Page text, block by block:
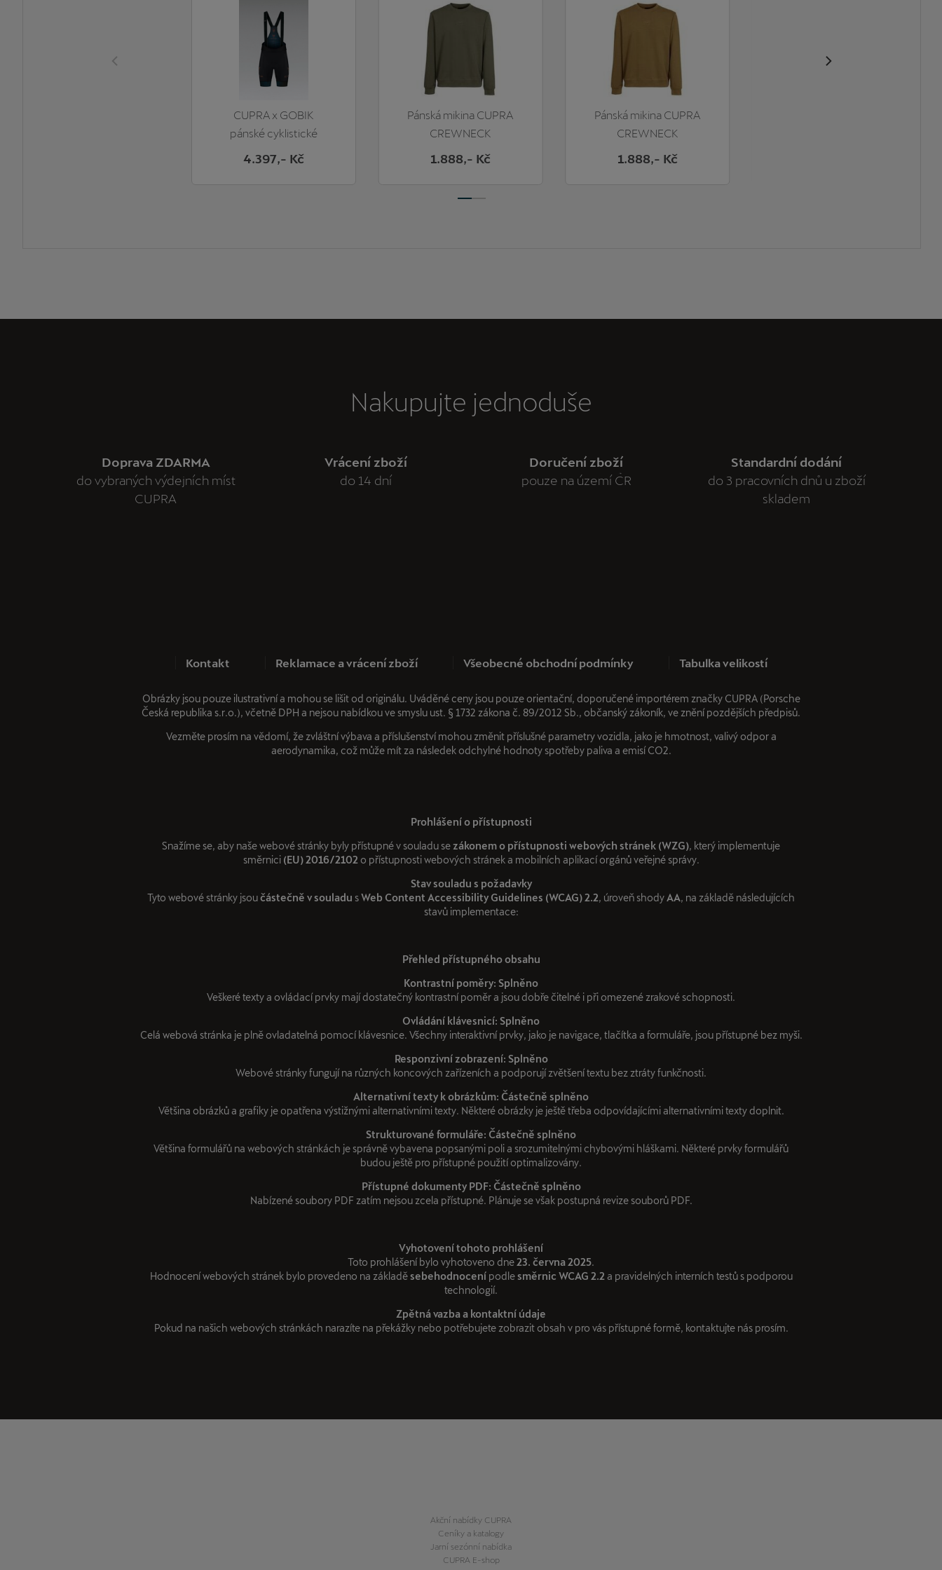
CUPRA x GOBIK
pánské cyklistické
4.397,- Kč
Pánská mikina CUPRA
CREWNECK
STANDARD
1.888,- Kč
Pánská mikina CUPRA
CREWNECK
STANDARD
1.888,- Kč
Nakupujte jednoduše
Doprava ZDARMA
do vybraných výdejních míst
CUPRA
Vrácení zboží
do 14 dní
Doručení zboží
pouze na území ČR
Standardní dodání
do 3 pracovních dnů u zboží
skladem
Kontakt Reklamace a vrácení zboží Všeobecné obchodní podmínky Tabulka velikostí
Obrázky jsou pouze ilustrativní a mohou se lišit od originálu. Uváděné ceny jsou pouze orientační, doporučené importérem značky CUPRA (Porsche
Česká republika s.r.o.), včetně DPH a nejsou nabídkou ve smyslu ust. § 1732 zákona č. 89/2012 Sb., občanský zákoník, ve znění pozdějších předpisů.
Vezměte prosím na vědomí, že zvláštní výbava a příslušenství mohou změnit příslušné parametry vozidla, jako je hmotnost, valivý odpor a
aerodynamika, což může mít za následek odchylné hodnoty spotřeby paliva a emisí CO2.
Prohlášení o přístupnosti
Snažíme se, aby naše webové stránky byly přístupné v souladu sezákonem o přístupnosti webových stránek (WZG), který implementuje
směrnici (EU) 2016/2102 o přístupnosti webových stránek a mobilních aplikací orgánů veřejné správy.
Stav souladu s požadavky
Tyto webové stránky jsoučástečně v souladu sWeb Content Accessibility Guidelines (WCAG) 2.2, úroveň shodyAA, na základě následujících
stavů implementace:
Přehled přístupného obsahu
Kontrastní poměry: Splněno
Veškeré texty a ovládací prvky mají dostatečný kontrastní poměr a jsou dobře čitelné i při omezené zrakové schopnosti.
Ovládání klávesnicí: Splněno
Celá webová stránka je plně ovladatelná pomocí klávesnice. Všechny interaktivní prvky, jako je navigace, tlačítka a formuláře, jsou přístupné bez myši.
Responzivní zobrazení: Splněno
Webové stránky fungují na různých koncových zařízeních a podporují zvětšení textu bez ztráty funkčnosti.
Alternativní texty k obrázkům: Částečně splněno
Většina obrázků a grafiky je opatřena výstižnými alternativními texty. Některé obrázky je ještě třeba odpovídajícími alternativními texty doplnit.
Strukturované formuláře: Částečně splněno
Většina formulářů na webových stránkách je správně vybavena popsanými poli a srozumitelnými chybovými hláškami. Některé prvky formulářů
budou ještě pro přístupné použití optimalizovány.
Přístupné dokumenty PDF: Částečně splněno
Nabízené soubory PDF zatím nejsou zcela přístupné. Plánuje se však postupná revize souborů PDF.
Vyhotovení tohoto prohlášení
Toto prohlášení bylo vyhotoveno dne 23. června 2025.
Hodnocení webových stránek bylo provedeno na základěsebehodnocenípodlesměrnic WCAG 2.2 a pravidelných interních testů s podporou
technologií.
Zpětná vazba a kontaktní údaje
Pokud na našich webových stránkách narazíte na překážky nebo potřebujete zobrazit obsah v pro vás přístupné formě, kontaktujte nás prosím.
Akční nabídky CUPRA
Ceníky a katalogy
Jarní sezónní nabídka
CUPRA E-shop